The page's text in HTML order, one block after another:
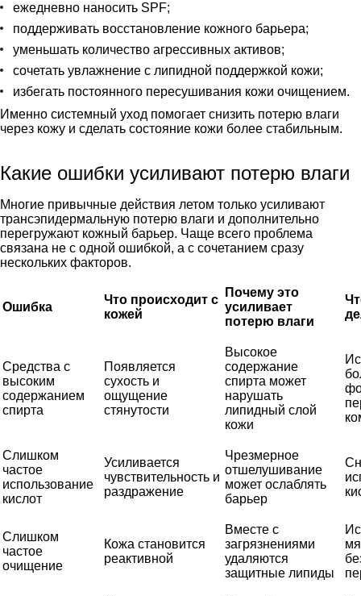
ежедневно наносить SPF;
поддерживать восстановление кожного барьера;
уменьшать количество агрессивных активов;
сочетать увлажнение с липидной поддержкой кожи;
избегать постоянного пересушивания кожи очищением.
Именно системный уход помогает снизить потерю влаги
через кожу и сделать состояние кожи более стабильным.
Какие ошибки усиливают потерю влаги
Многие привычные действия летом только усиливают
трансэпидермальную потерю влаги и дополнительно
перегружают кожный барьер. Чаще всего проблема
связана не с одной ошибкой, а с сочетанием сразу
нескольких факторов.
Ошибка
Что происходит с
кожей
Почему это
усиливает
потерю влаги
Средства с
высоким
содержанием
спирта
Появляется
сухость и
ощущение
стянутости
Высокое
содержание
спирта может
нарушать
липидный слой
кожи
Слишком
частое
использование
кислот
Усиливается
чувствительность и
раздражение
Чрезмерное
отшелушивание
может ослаблять
барьер
Слишком
частое
очищение
Кожа становится
реактивной
Вместе с
загрязнениями
удаляются
защитные липиды